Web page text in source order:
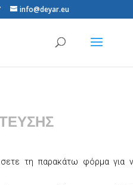
info@deyar.eu
τη παρακάτω φόρμα για